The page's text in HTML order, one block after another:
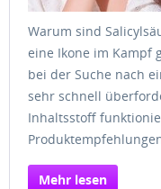
Warum sind
eine Ikone im Kampf
bei der Suche nach
sehr schnell
Inhaltsstoff
Mehr lesen